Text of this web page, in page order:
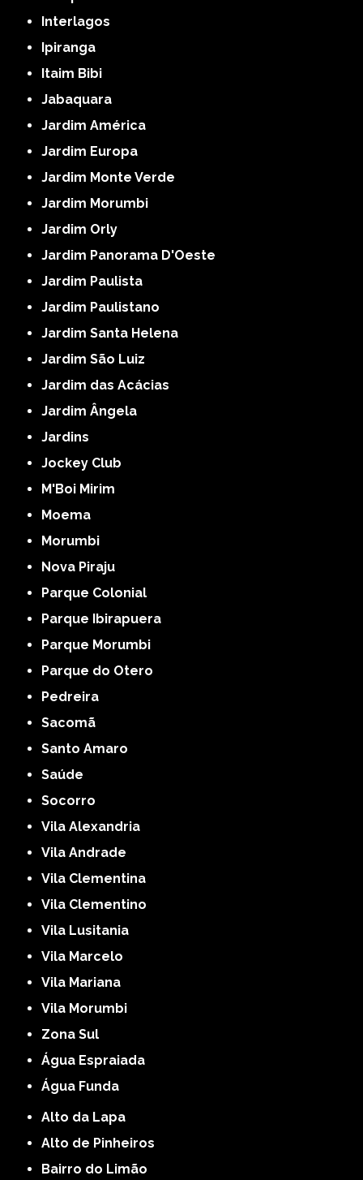
Interlagos
Ipiranga
Itaim Bibi
Jabaquara
Jardim América
Jardim Europa
Jardim Monte Verde
Jardim Morumbi
Jardim Orly
Jardim Panorama D'Oeste
Jardim Paulista
Jardim Paulistano
Jardim Santa Helena
Jardim São Luiz
Jardim das Acácias
Jardim Ângela
Jardins
Jockey Club
M'Boi Mirim
Moema
Morumbi
Nova Piraju
Parque Colonial
Parque Ibirapuera
Parque Morumbi
Parque do Otero
Pedreira
Sacomã
Santo Amaro
Saúde
Socorro
Vila Alexandria
Vila Andrade
Vila Clementina
Vila Clementino
Vila Lusitania
Vila Marcelo
Vila Mariana
Vila Morumbi
Zona Sul
Água Espraiada
Água Funda
Alto da Lapa
Alto de Pinheiros
Bairro do Limão